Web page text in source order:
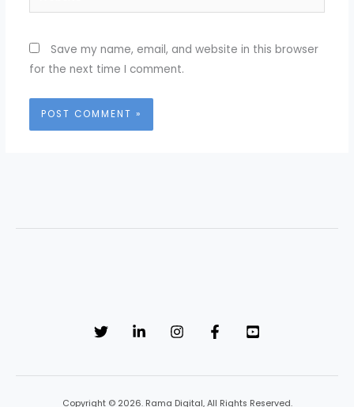
Save my name, email, and website in this browser
for the next time I comment.
Copyright © 2026. Rama Digital, All Rights Reserved.